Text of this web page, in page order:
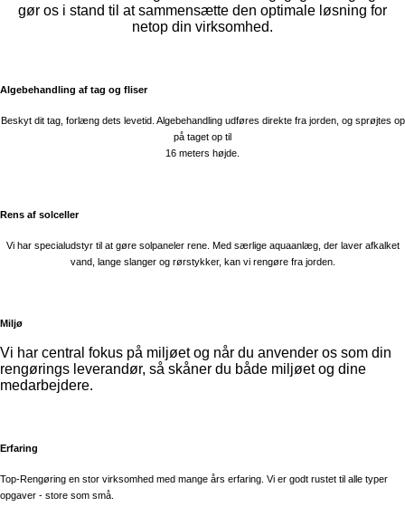
gør os i stand til at sammensætte den optimale løsning for
netop din virksomhed.
Algebehandling af tag og fliser
Beskyt dit tag, forlæng dets levetid. Algebehandling udføres direkte fra jorden, og sprøjtes op
på taget op til
16 meters højde.
Rens af solceller
Vi har specialudstyr til at gøre solpaneler rene. Med særlige aquaanlæg, der laver afkalket
vand, lange slanger og rørstykker, kan vi rengøre fra jorden.
Miljø
Vi har central fokus på miljøet og når du anvender os som din
rengørings leverandør, så skåner du både miljøet og dine
medarbejdere.
Erfaring
Top-Rengøring en stor virksomhed med mange års erfaring. Vi er godt rustet til alle typer
opgaver - store som små.